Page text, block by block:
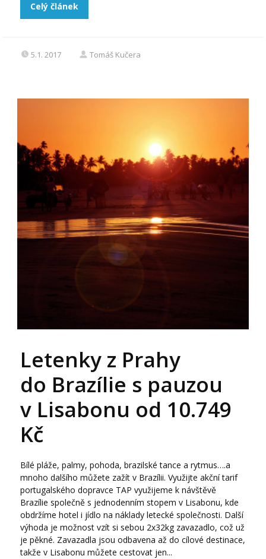
Celý článek
5.1. 2017 Tomáš Kučera
Letenky z Prahy
do Brazílie s pauzou
v Lisabonu od 10.749
Kč
Bílé pláže, palmy, pohoda, brazilské tance a rytmus….a
mnoho dalšího můžete zažít v Brazílii. Využijte akční tarif
portugalského dopravce TAP využijeme k návštěvě
Brazílie společně s jednodenním stopem v Lisabonu, kde
obdržíme hotel i jídlo na náklady letecké společnosti. Další
výhoda je možnost vzít si sebou 2x32kg zavazadlo, což už
je pěkné. Zavazadla jsou odbavena až do cílové destinace,
takže v Lisabonu můžete cestovat jen...